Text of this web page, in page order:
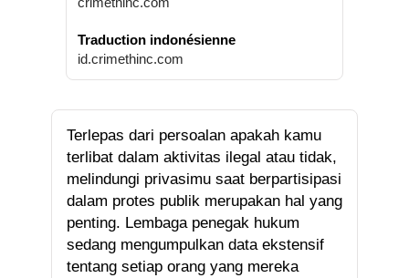
Traduction indonésienne
id.crimethinc.com
Terlepas dari persoalan apakah kamu
terlibat dalam aktivitas ilegal atau tidak,
melindungi privasimu saat berpartisipasi
dalam protes publik merupakan hal yang
penting. Lembaga penegak hukum
sedang mengumpulkan data ekstensif
tentang setiap orang yang mereka